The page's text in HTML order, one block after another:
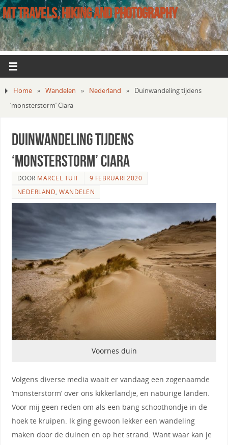
MT TRAVELS, HIKING AND PHOTOGRAPHY
Home » Wandelen » Nederland »
Duinwandeling tijdens
‘monsterstorm’ Ciara
Duinwandeling tijdens
‘monsterstorm’ Ciara
DOOR MARCEL TUIT
9 FEBRUARI 2020
NEDERLAND,WANDELEN
Voornes duin
Volgens diverse media waait er vandaag een zogenaamde
‘monsterstorm’ over ons kikkerlandje, en naburige landen.
Voor mij geen reden om als een bang schoothondje in de
hoek te kruipen. Ik ging gewoon lekker een wandeling
maken door de duinen en op het strand. Want waar kan je